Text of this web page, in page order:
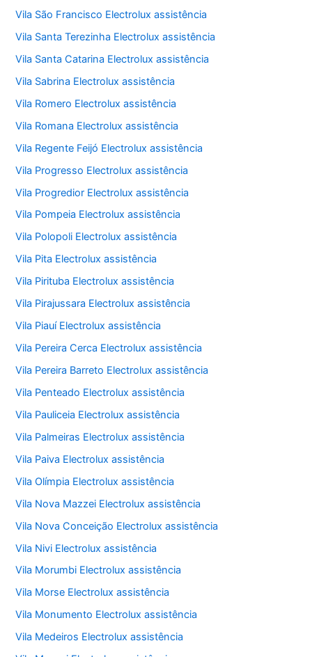
Vila São Francisco Electrolux assistência
Vila Santa Terezinha Electrolux assistência
Vila Santa Catarina Electrolux assistência
Vila Sabrina Electrolux assistência
Vila Romero Electrolux assistência
Vila Romana Electrolux assistência
Vila Regente Feijó Electrolux assistência
Vila Progresso Electrolux assistência
Vila Progredior Electrolux assistência
Vila Pompeia Electrolux assistência
Vila Polopoli Electrolux assistência
Vila Pita Electrolux assistência
Vila Pirituba Electrolux assistência
Vila Pirajussara Electrolux assistência
Vila Piauí Electrolux assistência
Vila Pereira Cerca Electrolux assistência
Vila Pereira Barreto Electrolux assistência
Vila Penteado Electrolux assistência
Vila Pauliceia Electrolux assistência
Vila Palmeiras Electrolux assistência
Vila Paiva Electrolux assistência
Vila Olímpia Electrolux assistência
Vila Nova Mazzei Electrolux assistência
Vila Nova Conceição Electrolux assistência
Vila Nivi Electrolux assistência
Vila Morumbi Electrolux assistência
Vila Morse Electrolux assistência
Vila Monumento Electrolux assistência
Vila Medeiros Electrolux assistência